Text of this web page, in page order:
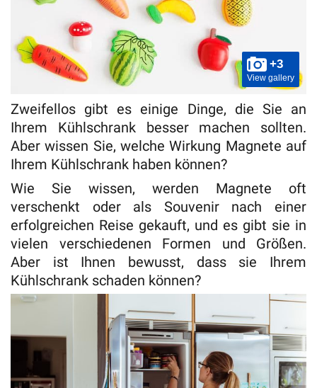
+3
View gallery
Zweifellos gibt es einige Dinge, die Sie an
Ihrem Kühlschrank besser machen sollten.
Aber wissen Sie, welche Wirkung Magnete auf
Ihrem Kühlschrank haben können?
Wie Sie wissen, werden Magnete oft
verschenkt oder als Souvenir nach einer
erfolgreichen Reise gekauft, und es gibt sie in
vielen verschiedenen Formen und Größen.
Aber ist Ihnen bewusst, dass sie Ihrem
Kühlschrank schaden können?